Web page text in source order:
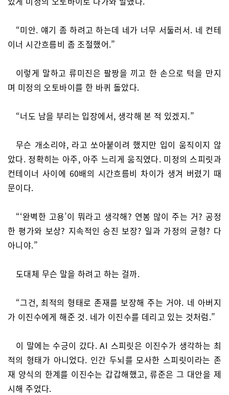
“미안. 얘기 좀 하려고 하는데 네가 너무 서둘러서. 네 컨테
이너 시간흐름비 좀 조절했어.”
이렇게 말하고 류미진은 팔짱을 끼고 한 손으로 턱을 만지
며 미정의 오토바이를 한 바퀴 돌았다.
“너도 남을 부리는 입장에서, 생각해 본 적 있겠지.”
무슨 개소리야, 라고 쏘아붙이려 했지만 입이 움직이지 않
았다. 정확히는 아주, 아주 느리게 움직였다. 미정의 스피릿과
컨테이너 사이에 60배의 시간흐름비 차이가 생겨 버렸기 때
문이다.
“‘완벽한 고용’이 뭐라고 생각해? 연봉 많이 주는 거? 공정
한 평가와 보상? 지속적인 승진 보장? 일과 가정의 균형? 다
아니야.”
도대체 무슨 말을 하려고 하는 걸까.
“그건, 최적의 형태로 존재를 보장해 주는 거야. 네 아버지
가 이진수에게 해준 것. 네가 이진수를 데리고 있는 것처럼.”
이 말에는 수긍이 갔다. AI 스피릿은 이진수가 생각하는 최
적의 형태가 아니었다. 인간 두뇌를 모사한 스피릿이라는 존
재 양식의 한계를 이진수는 갑갑해했고, 류준은 그 대안을 제
시해 주었다.